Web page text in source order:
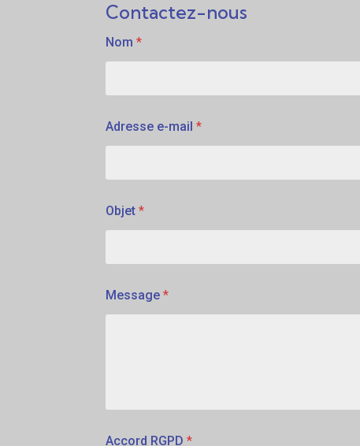
Contactez-nous
Nom*
Adresse e-mail*
Objet*
Message*
Accord RGPD*